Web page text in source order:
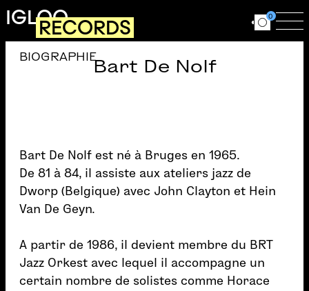
Aller au contenu principal
IGLOORECORDS Ouvrir le
0
Bart De Nolf
BIOGRAPHIE
Bart De Nolf est né à Bruges en 1965.
De 81 à 84, il assiste aux ateliers jazz de
Dworp (Belgique) avec John Clayton et Hein
Van De Geyn.
A partir de 1986, il devient membre du BRT
Jazz Orkest avec lequel il accompagne un
certain nombre de solistes comme Horace